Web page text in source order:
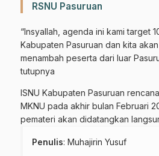
RSNU Pasuruan
“Insyallah, agenda ini kami target
Kabupaten Pasuruan dan kita
menambah peserta dari luar
tutupnya
ISNU Kabupaten Pasuruan
MKNU pada akhir bulan Februari
pemateri akan didatangkan
Penulis: Muhajirin Yusuf